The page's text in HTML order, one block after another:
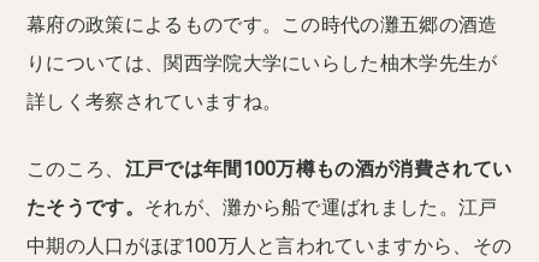
幕府の政策によるものです。この時代の灘五郷の酒造
りについては、関西学院大学にいらした柚木学先生が
詳しく考察されていますね。
このころ、 江戸では年間100万樽もの酒が消費されてい
たそうです。 それが、灘から船で運ばれました。江戸
中期の人口がほぼ100万人と言われていますから、その